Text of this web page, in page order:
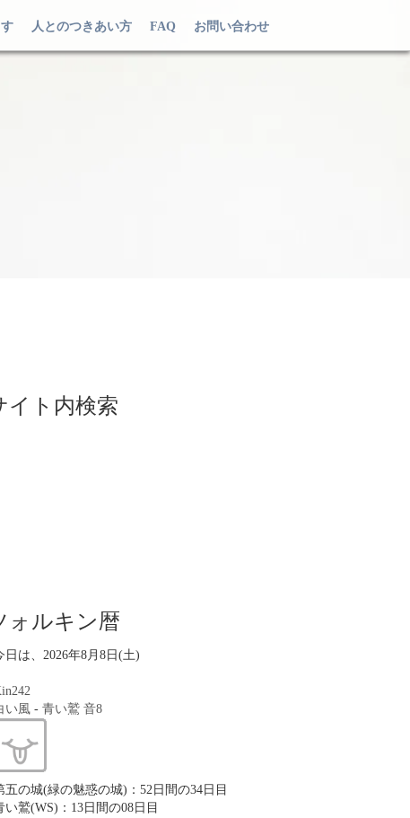
人とのつきあい方 FAQ お問い合わせ
イト内検索
ォルキン暦
日は、2026年8月8日(土)
い風 - 青い鷲 音8
五の城(緑の魅惑の城)：52日間の34日目
い鷲(WS)：13日間の08日目